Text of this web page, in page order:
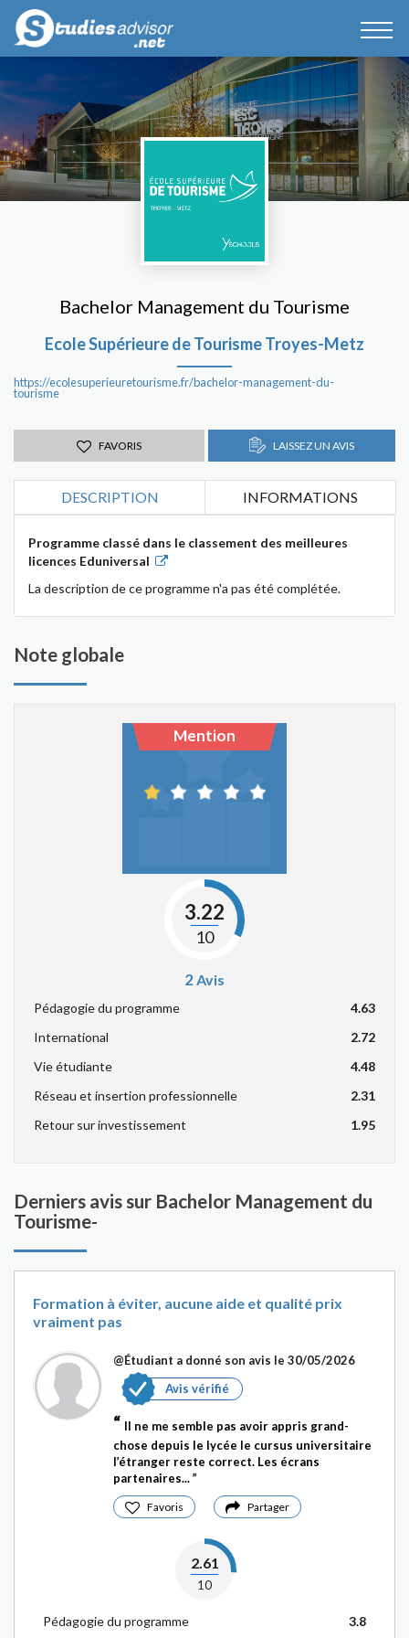
Bachelor Management du Tourisme
Ecole Supérieure de Tourisme Troyes-Metz
https://ecolesuperieuretourisme.fr/bachelor-management-du-
tourisme
FAVORIS LAISSEZ UN AVIS
DESCRIPTION INFORMATIONS
Programme classé dans le classement des meilleures
licences Eduniversal
La description de ce programme n'a pas été complétée.
Note globale
Mention
3.22
10
2Avis
Pédagogie du programme
4.63
International
2.72
Vie étudiante
4.48
Réseau et insertion professionnelle
2.31
Retour sur investissement
1.95
Derniers avis sur Bachelor Management du
Tourisme-
Formation à éviter, aucune aide et qualité prix
vraiment pas
@Étudiant a donné son avis le 30/05/2026
Avis vérifié
Il ne me semble pas avoir appris grand-
chose depuis le lycée le cursus universitaire
l’étranger reste correct. Les écrans
partenaires...
Favoris Partager
2.61
10
Pédagogie du programme 3.8